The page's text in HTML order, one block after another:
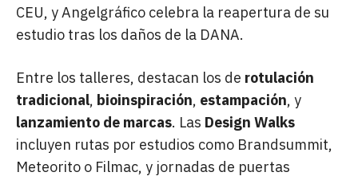
CEU, y Angelgráfico celebra la reapertura de su
estudio tras los daños de la DANA.
Entre los talleres, destacan los de rotulación
tradicional, bioinspiración, estampación, y
lanzamiento de marcas. Las Design Walks
incluyen rutas por estudios como Brandsummit,
Meteorito o Filmac, y jornadas de puertas